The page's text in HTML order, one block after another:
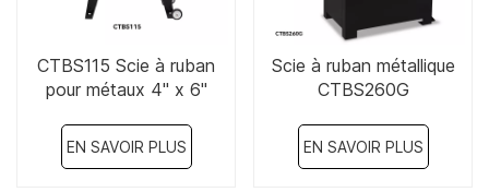
CTBS115 Scie à ruban
pour métaux 4" x 6"
EN SAVOIR PLUS
Scie à ruban métallique
CTBS260G
EN SAVOIR PLUS